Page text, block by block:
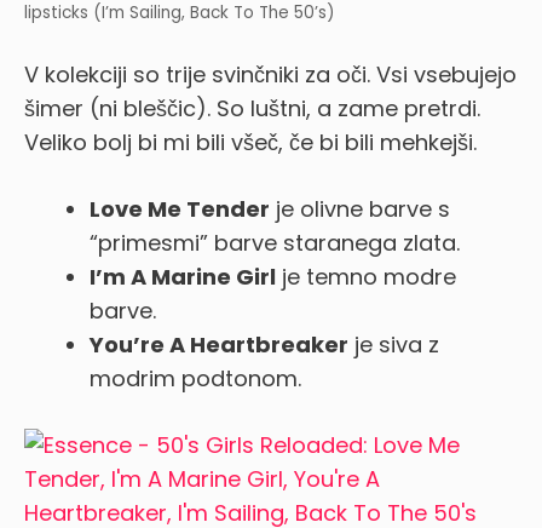
lipsticks (I’m Sailing, Back To The 50’s)
V kolekciji so trije svinčniki za oči. Vsi vsebujejo
šimer (ni bleščic). So luštni, a zame pretrdi.
Veliko bolj bi mi bili všeč, če bi bili mehkejši.
Love Me Tender je olivne barve s
“primesmi” barve staranega zlata.
I’m A Marine Girl je temno modre
barve.
You’re A Heartbreaker je siva z
modrim podtonom.